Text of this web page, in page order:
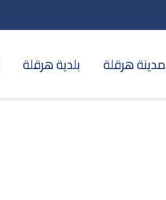
مدينة هرقلة بلدية هرقلة